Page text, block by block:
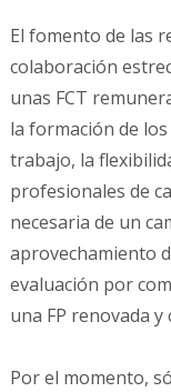
El fomento de las
colaboración
unas FCT
la formación de
trabajo, la
profesionales de
necesaria de un
aprovechamiento
evaluación por
una FP renovada y
Por el momento,